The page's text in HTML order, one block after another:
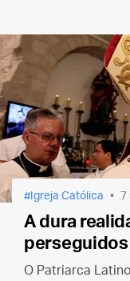
Igreja Católica 7
A dura
perseguidos
O Patriarca